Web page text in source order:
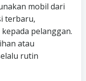
mobil dari
terbaru,
pelanggan.
atau
rutin